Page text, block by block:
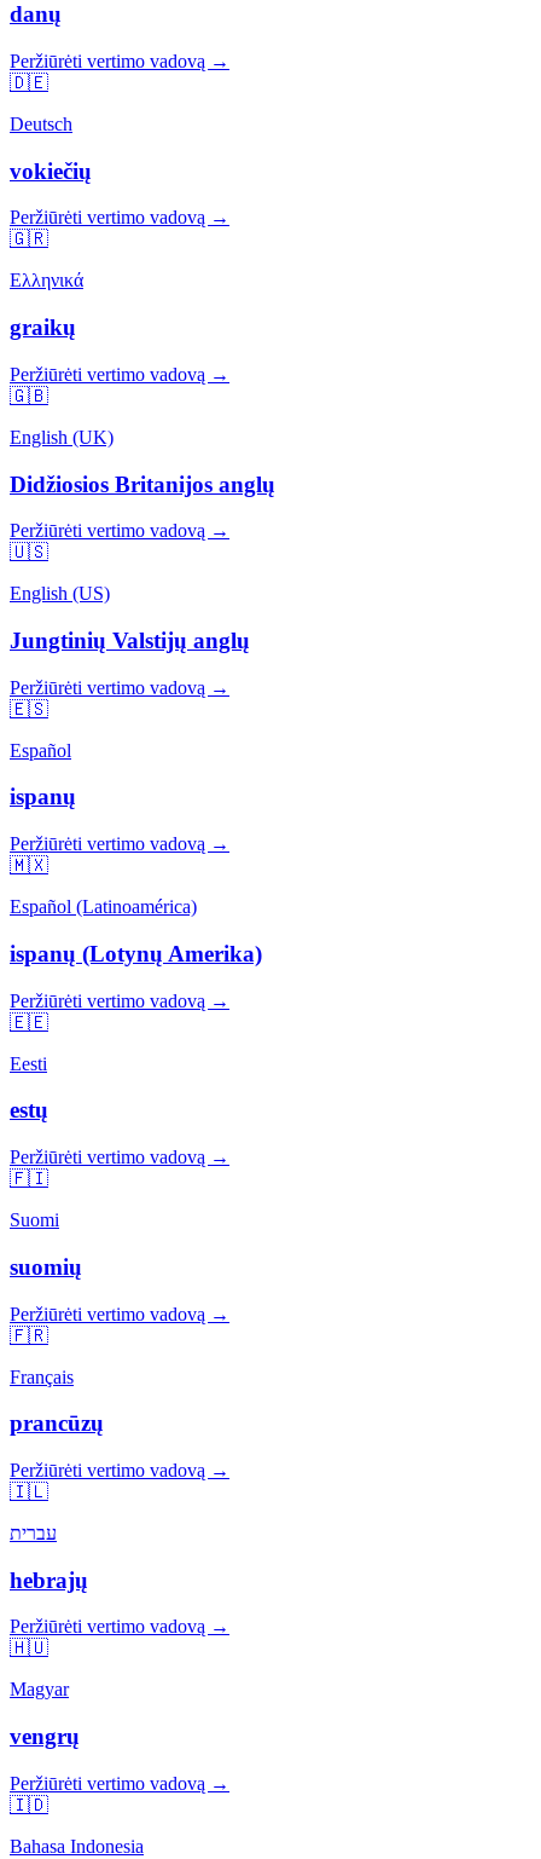
danų
Peržiūrėti vertimo vadovą →
🇩🇪
Deutsch
vokiečių
Peržiūrėti vertimo vadovą →
🇬🇷
Ελληνικά
graikų
Peržiūrėti vertimo vadovą →
🇬🇧
English (UK)
Didžiosios Britanijos anglų
Peržiūrėti vertimo vadovą →
🇺🇸
English (US)
Jungtinių Valstijų anglų
Peržiūrėti vertimo vadovą →
🇪🇸
Español
ispanų
Peržiūrėti vertimo vadovą →
🇲🇽
Español (Latinoamérica)
ispanų (Lotynų Amerika)
Peržiūrėti vertimo vadovą →
🇪🇪
Eesti
estų
Peržiūrėti vertimo vadovą →
🇫🇮
Suomi
suomių
Peržiūrėti vertimo vadovą →
🇫🇷
Français
prancūzų
Peržiūrėti vertimo vadovą →
🇮🇱
עברית
hebrajų
Peržiūrėti vertimo vadovą →
🇭🇺
Magyar
vengrų
Peržiūrėti vertimo vadovą →
🇮🇩
Bahasa Indonesia